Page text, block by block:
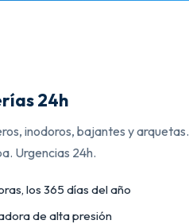
24h
inodoros, bajantes y arquetas.
Urgencias 24h.
los 365 días del año
de alta presión